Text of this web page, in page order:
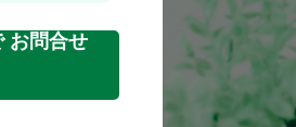
お問合せ